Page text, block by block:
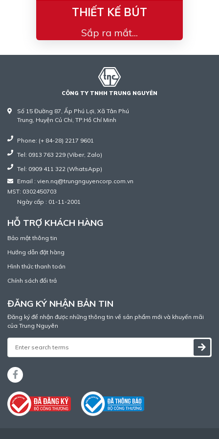
THIẾT KẾ BÚT
Sắp ra mắt...
CÔNG TY TNHH TRUNG NGUYÊN
Số 15 Đường 87, Ấp Phú Lợi, Xã Tân Phú
Trung, Huyện Củ Chi, TP.Hồ Chí Minh
Phone: (+ 84-28) 2217 9601
Tel: 0913 763 229 (Viber, Zalo)
Tel: 0909 411 322 (WhatsApp)
Email : vien.nq@trungnguyencorp.com.vn
MST: 0302450703
Ngày cấp : 01-11-2001
HỖ TRỢ KHÁCH HÀNG
Bảo mật thông tin
Hướng dẫn đặt hàng
Hình thức thanh toán
Chính sách đổi trả
ĐĂNG KÝ NHẬN BẢN TIN
Đăng ký để nhận được những thông tin về sản phẩm mới và khuyến mãi
của Trung Nguyên